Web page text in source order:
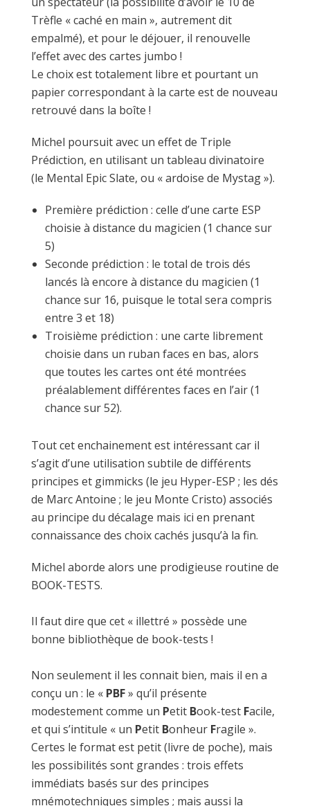
Trèfle « caché en main », autrement dit
empalmé), et pour le déjouer, il renouvelle
l’effet avec des cartes jumbo !
Le choix est totalement libre et pourtant un
papier correspondant à la carte est de nouveau
retrouvé dans la boîte !
Michel poursuit avec un effet de Triple
Prédiction, en utilisant un tableau divinatoire
(le Mental Epic Slate, ou « ardoise de Mystag »).
Première prédiction : celle d’une carte ESP
choisie à distance du magicien (1 chance sur
5)
Seconde prédiction : le total de trois dés
lancés là encore à distance du magicien (1
chance sur 16, puisque le total sera compris
entre 3 et 18)
Troisième prédiction : une carte librement
choisie dans un ruban faces en bas, alors
que toutes les cartes ont été montrées
préalablement différentes faces en l’air (1
chance sur 52).
Tout cet enchainement est intéressant car il
s’agit d’une utilisation subtile de différents
principes et gimmicks (le jeu Hyper-ESP ; les dés
de Marc Antoine ; le jeu Monte Cristo) associés
au principe du décalage mais ici en prenant
connaissance des choix cachés jusqu’à la fin.
Michel aborde alors une prodigieuse routine de
BOOK-TESTS.
Il faut dire que cet « illettré » possède une
bonne bibliothèque de book-tests !
Non seulement il les connait bien, mais il en a
conçu un : le « PBF» qu’il présente
modestement comme un Petit Book-test Facile,
et qui s’intitule « un Petit Bonheur Fragile ».
Certes le format est petit (livre de poche), mais
les possibilités sont grandes : trois effets
immédiats basés sur des principes
mnémotechniques simples ; mais aussi la